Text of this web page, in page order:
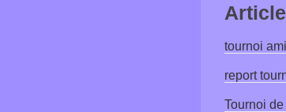
tournoi
report
Tournoi